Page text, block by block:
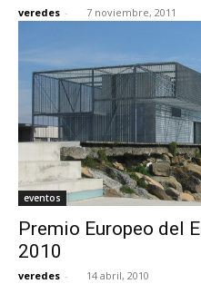
veredes - 7 noviembre, 2011
eventos
Premio Europeo del
2010
veredes - 14 abril, 2010